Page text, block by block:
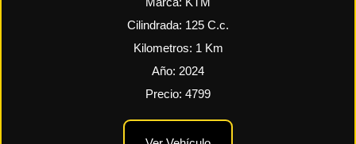
Cilindrada: 125 C.c.
Kilometros: 1 Km
Año: 2024
Precio: 4799